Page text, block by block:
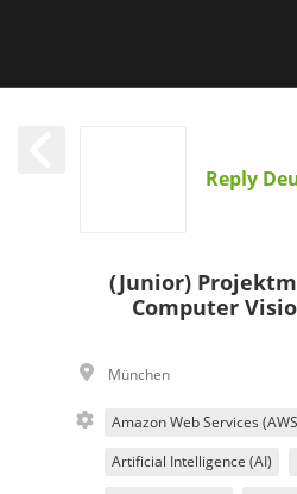
Reply
(Junior)
Computer
München
Amazon Web Services
Artificial Intelligence (AI)